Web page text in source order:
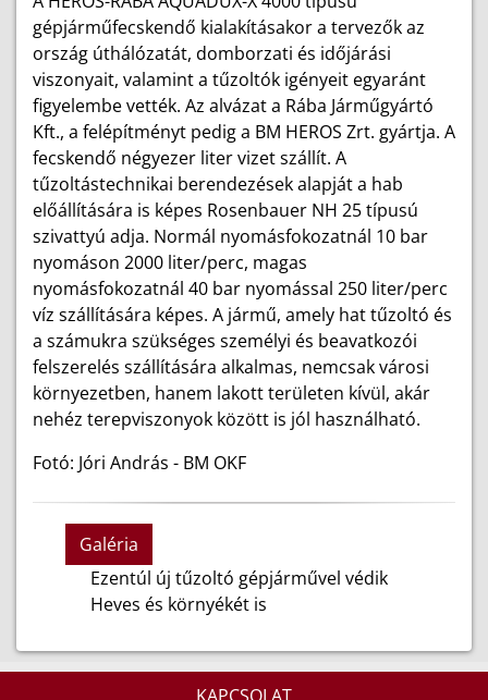
gépjárműfecskendő kialakításakor a tervezők az
ország úthálózatát, domborzati és időjárási
viszonyait, valamint a tűzoltók igényeit egyaránt
figyelembe vették. Az alvázat a Rába Járműgyártó
Kft., a felépítményt pedig a BM HEROS Zrt. gyártja. A
fecskendő négyezer liter vizet szállít. A
tűzoltástechnikai berendezések alapját a hab
előállítására is képes Rosenbauer NH 25 típusú
szivattyú adja. Normál nyomásfokozatnál 10 bar
nyomáson 2000 liter/perc, magas
nyomásfokozatnál 40 bar nyomással 250 liter/perc
víz szállítására képes. A jármű, amely hat tűzoltó és
a számukra szükséges személyi és beavatkozói
felszerelés szállítására alkalmas, nemcsak városi
környezetben, hanem lakott területen kívül, akár
nehéz terepviszonyok között is jól használható.
Fotó: Jóri András - BM OKF
Galéria
Ezentúl új tűzoltó gépjárművel védik
Heves és környékét is